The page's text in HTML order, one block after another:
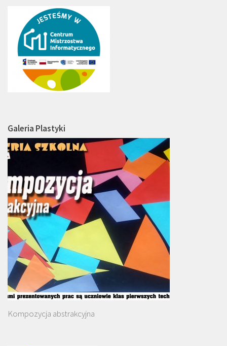
Galeria Plastyki
Kompozycja abstrakcyjna